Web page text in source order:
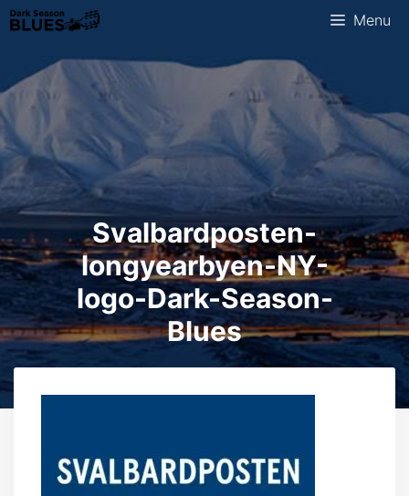
Ga
naar
inhoud
Menu
Svalbardposten-
longyearbyen-NY-
logo-Dark-Season-
Blues